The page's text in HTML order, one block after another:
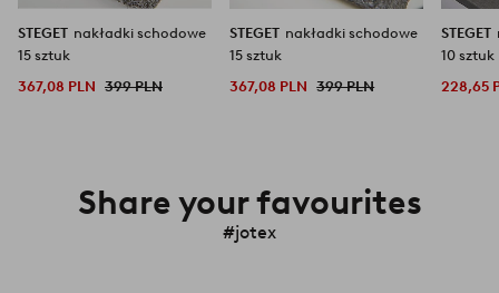
STEGET nakładki schodowe
15 sztuk
367,08 PLN 399 PLN
STEGET nakładki schodowe
15 sztuk
367,08 PLN
399 PLN
STEGET
10 sztuk
228,65
Share your favourites
#jotex